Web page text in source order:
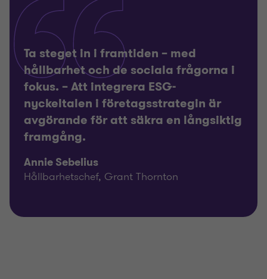
Ta steget in i framtiden – med
hållbarhet och de sociala frågorna i
fokus. – Att integrera ESG-
nyckeltalen i företagsstrategin är
avgörande för att säkra en långsiktig
framgång.
Annie Sebelius
Hållbarhetschef, Grant Thornton